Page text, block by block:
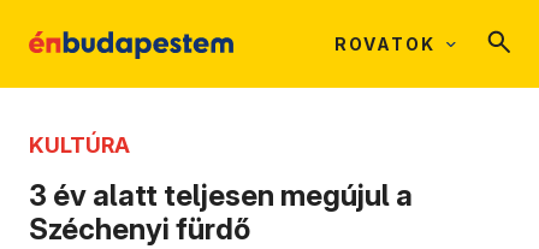
ROVATOK
KULTÚRA
3 év alatt teljesen megújul a
Széchenyi fürdő